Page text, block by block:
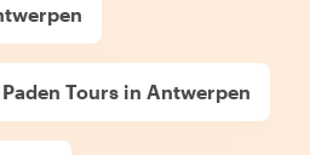
Tours in Antwerpen